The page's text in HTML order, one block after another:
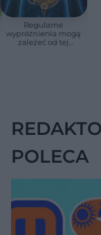
Regularne
wypróżnienia mogą
zależeć od tej
POLECA